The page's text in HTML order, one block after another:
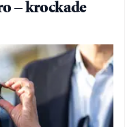
– krockade